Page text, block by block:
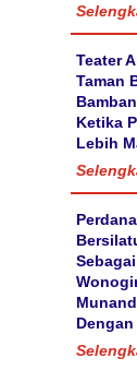
Teater
Taman
Ketika
Lebih
Perdana